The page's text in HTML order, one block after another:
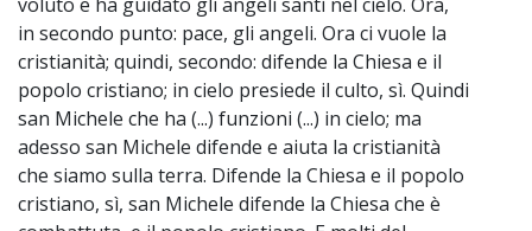
in secondo punto: pace, gli angeli. Ora ci vuole la
cristianità; quindi, secondo: difende la Chiesa e il
popolo cristiano; in cielo presiede il culto, sì. Quindi
san Michele che ha (...) funzioni (...) in cielo; ma
adesso san Michele difende e aiuta la cristianità
che siamo sulla terra. Difende la Chiesa e il popolo
cristiano, sì, san Michele difende la Chiesa che è